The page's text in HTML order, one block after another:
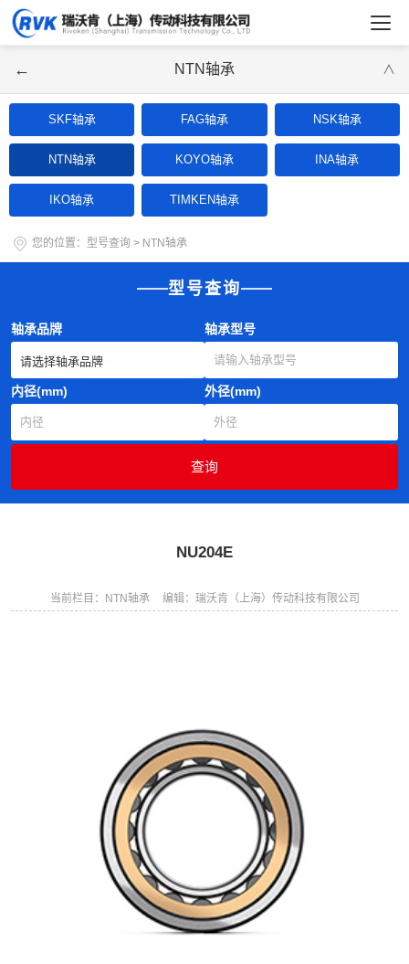
← NTN轴承 ∨
SKF轴承 FAG轴承 NSK轴承
NTN轴承 KOYO轴承 INA轴承
IKO轴承 TIMKEN轴承
您的位置： 型号查询 > NTN轴承
型号查询
轴承品牌 轴承型号
内径(mm) 外径(mm)
NU204E
当前栏目：NTN轴承 编辑：瑞沃肯（上海）传动科技有限公司